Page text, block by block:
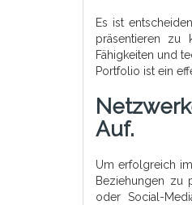
Es ist
präsentieren zu
Fähigkeiten und
Portfolio ist ein
Auf.
Um erfolgreich
Beziehungen zu
oder Social-